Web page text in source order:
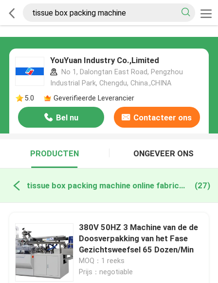
YouYuan Industry Co.,Limited
No 1, Dalongtan East Road, Pengzhou
Industrial Park, Chengdu, China.,CHINA
5.0
Geverifieerde Leverancier
Bel nu Contacteer ons
PRODUCTEN ONGEVEER ONS
tissue box packing machine online fabricage (27)
380V 50HZ 3 Machine van de de
Doosverpakking van het Fase
Gezichtsweefsel 65 Dozen/Min
MOQ：1 reeks
Prijs：negotiable